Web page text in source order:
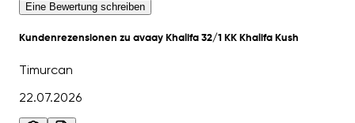
Eine Bewertung schreiben
Kundenrezensionen zu avaay Khalifa 32/1 KK Khalifa Kush
Timurcan
22.07.2026